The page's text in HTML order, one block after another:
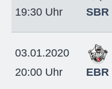
19:30 Uhr
SBR
03.01.2020
20:00 Uhr
EBR